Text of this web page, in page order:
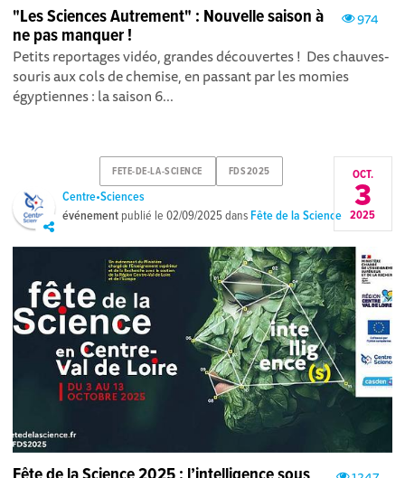
974
"Les Sciences Autrement" : Nouvelle saison à
ne pas manquer !
Petits reportages vidéo, grandes découvertes ! Des chauves-
souris aux cols de chemise, en passant par les momies
égyptiennes : la saison 6...
FETE-DE-LA-SCIENCE FDS2025
Centre•Sciences
événement publié le02/09/2025dansFête de la Science
OCT.
3
2025